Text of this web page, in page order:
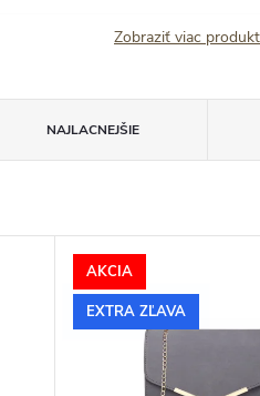
Zobraziť viac
NAJLACNEJŠIE
AKCIA
EXTRA ZĽAVA